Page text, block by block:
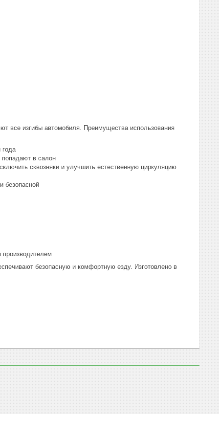
все изгибы автомобиля. Преимущества использования
года
попадают в салон
сквозняки и улучшить естественную циркуляцию
безопасной
производителем
безопасную и комфортную езду. Изготовлено в